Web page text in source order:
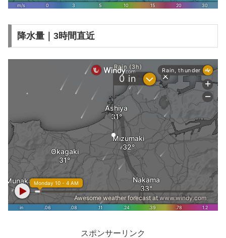
降水量｜3時間直近
スポンサーリンク